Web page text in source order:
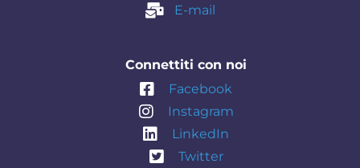
E-mail
Connettiti con noi
Facebook
Instagram
LinkedIn
Twitter